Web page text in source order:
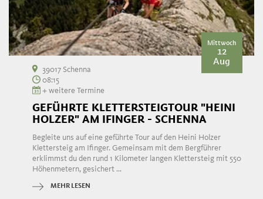
Mittwoch
12
Aug
39017 Schenna
08:15
+ weitere Termine
GEFÜHRTE KLETTERSTEIGTOUR "HEINI
HOLZER" AM IFINGER - SCHENNA
Begleite uns auf eine geführte Tour auf den Heini Holzer
Klettersteig am Ifinger. Gemeinsam mit dem Bergführer
erklimmst du den rund 1 Kilometer langen Klettersteig mit 550
Höhenmetern, gesichert ...
MEHR LESEN